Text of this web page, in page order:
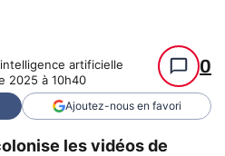
artificielle
2025 à 10h40
0
Ajoutez-nous en favori
les vidéos de